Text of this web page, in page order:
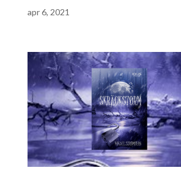
apr 6, 2021